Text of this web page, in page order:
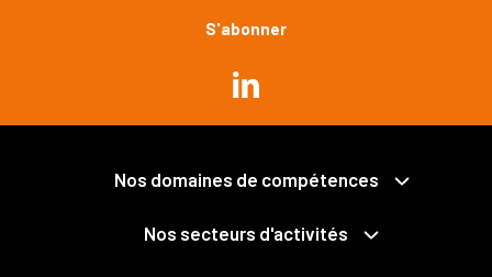
Nos domaines de compétences
Commande publique
Urbanisme, environnement
Immobilier, construction
Collectivités territoriales et intercommunalité
Fonction publique
Nos secteurs d'activités
Mobilités
Déchets